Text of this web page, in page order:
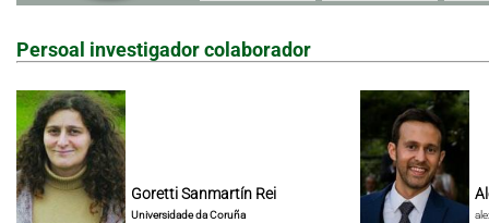
Persoal investigador colaborador
Goretti Sanmartín Rei
Universidade da Coruña